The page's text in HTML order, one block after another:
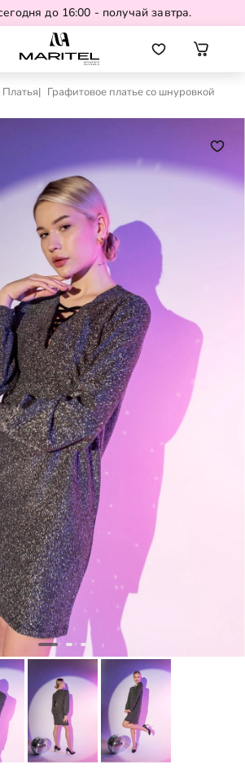
до 16:00 - получай завтра.
Платья Графитовое платье со шнуровкой